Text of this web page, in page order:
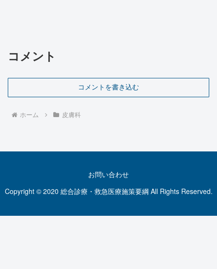
コメント
コメントを書き込む
ホーム 皮膚科
お問い合わせ
Copyright © 2020 総合診療・救急医療施策要綱 All Rights Reserved.